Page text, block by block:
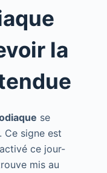
la
se
Ce signe est
ce jour-
mis au